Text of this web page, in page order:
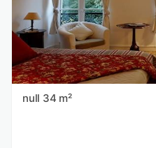
null 34 m²